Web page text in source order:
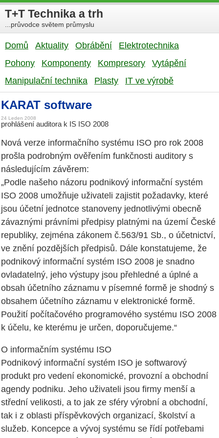
T+T Technika a trh
...průvodce světem průmyslu
Domů Aktuality Obrábění
Elektrotechnika
Pohony
Komponenty Kompresory
Vytápění
Manipulační technika
Plasty IT ve výrobě
KARAT software
24 Leden 2008
prohlášení auditora k IS ISO 2008
Nová verze informačního systému ISO pro rok 2008
prošla podrobným ověřením funkčnosti auditory s
následujícím závěrem:
„Podle našeho názoru podnikový informační systém
ISO 2008 umožňuje uživateli zajistit požadavky, které
jsou účetní jednotce stanoveny jednotlivými obecně
závaznými právními předpisy platnými na území České
republiky, zejména zákonem č.563/91 Sb., o účetnictví,
ve znění pozdějších předpisů. Dále konstatujeme, že
podnikový informační systém ISO 2008 je snadno
ovladatelný, jeho výstupy jsou přehledné a úplné a
obsah účetního záznamu v písemné formě je shodný s
obsahem účetního záznamu v elektronické formě.
Použití počítačového programového systému ISO 2008
k účelu, ke kterému je určen, doporučujeme.“
O informačním systému ISO
Podnikový informační systém ISO je softwarový
produkt pro vedení ekonomické, provozní a obchodní
agendy podniku. Jeho uživateli jsou firmy menší a
střední velikosti, a to jak ze sféry výrobní a obchodní,
tak i z oblasti příspěvkových organizací, školství a
služeb. Koncepce a vývoj systému se řídí potřebami